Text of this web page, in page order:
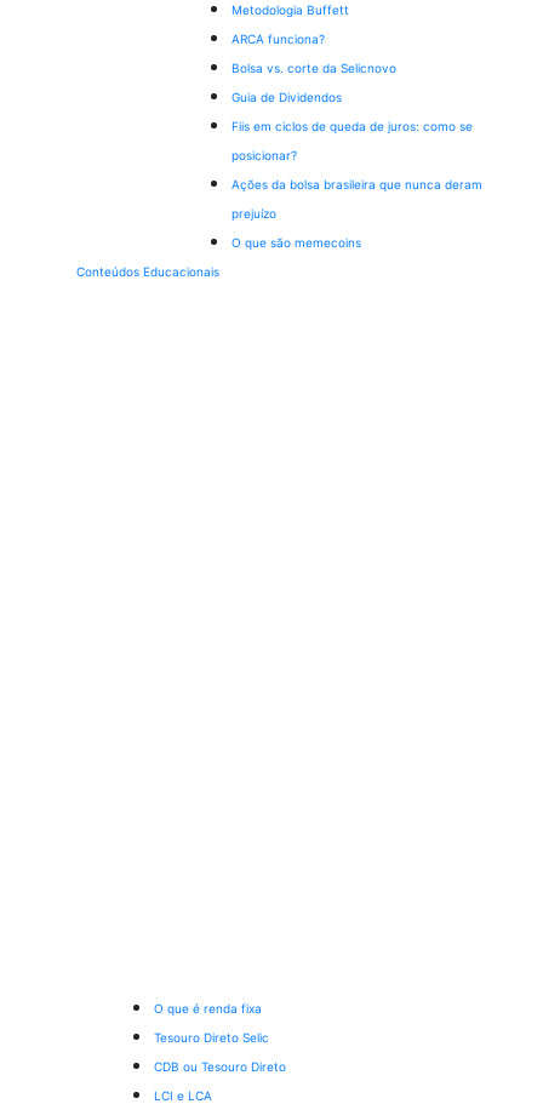
Metodologia Buffett
ARCA funciona?
Bolsa vs. corte da Selicnovo
Guia de Dividendos
Fiis em ciclos de queda de juros: como se
posicionar?
Ações da bolsa brasileira que nunca deram
prejuízo
O que são memecoins
Conteúdos Educacionais
O que é renda fixa
Tesouro Direto Selic
CDB ou Tesouro Direto
LCI e LCA